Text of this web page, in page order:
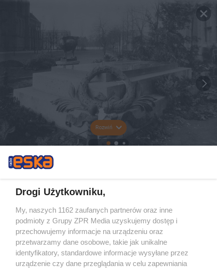
Rozwiń
Drogi Użytkowniku,
My, naszych 1162 zaufanych partnerów oraz inne
podmioty z Grupy ZPR Media uzyskujemy dostęp i
przechowujemy informacje na urządzeniu oraz
przetwarzamy dane osobowe, takie jak unikalne
identyfikatory, standardowe informacje wysyłane przez
urządzenie czy dane przeglądania w celu zapewniania